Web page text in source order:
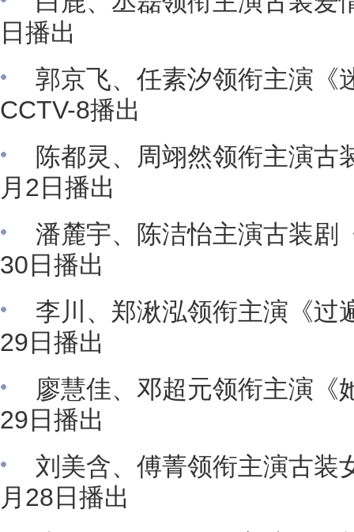
日播出
郭京飞、任素汐领衔主演《
CCTV-8播出
陈都灵、周翊然领衔主演古
月2日播出
潘麓宇、陈洁怡主演古装剧
30日播出
李川、郑湫泓领衔主演《过
29日播出
廖慧佳、邓超元领衔主演《
29日播出
刘美含、傅菁领衔主演古装
月28日播出